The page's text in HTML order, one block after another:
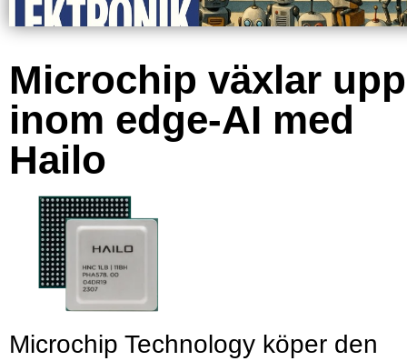
Microchip växlar upp
inom edge-AI med
Hailo
Microchip Technology köper den